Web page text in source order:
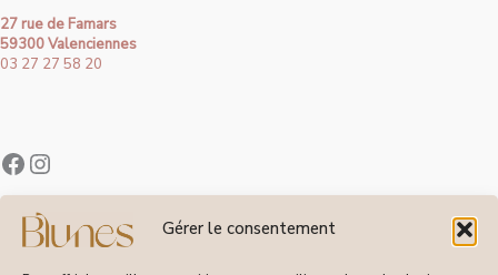
Gérer le consentement
27 rue de Famars
59300 Valenciennes
03 27 27 58 20
Contact
À Propos de Blunes